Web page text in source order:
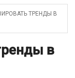
бизнес?
ТРЕНДЫ В
в